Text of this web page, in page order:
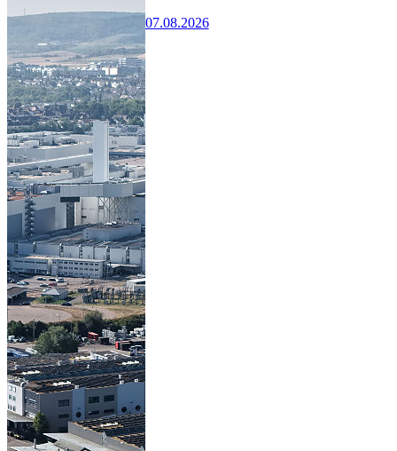
07.08.2026